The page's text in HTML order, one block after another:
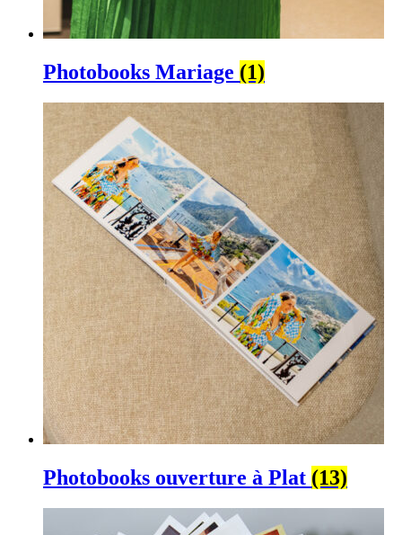
Photobooks Mariage (1)
Photobooks ouverture à Plat (13)